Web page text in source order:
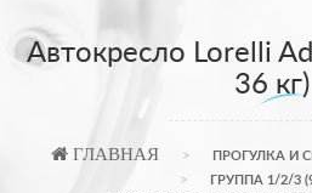
Автокресло Lorelli
36 кг)
ГЛАВНАЯ ПРОГУЛКА И
ГРУППА 1/2/3